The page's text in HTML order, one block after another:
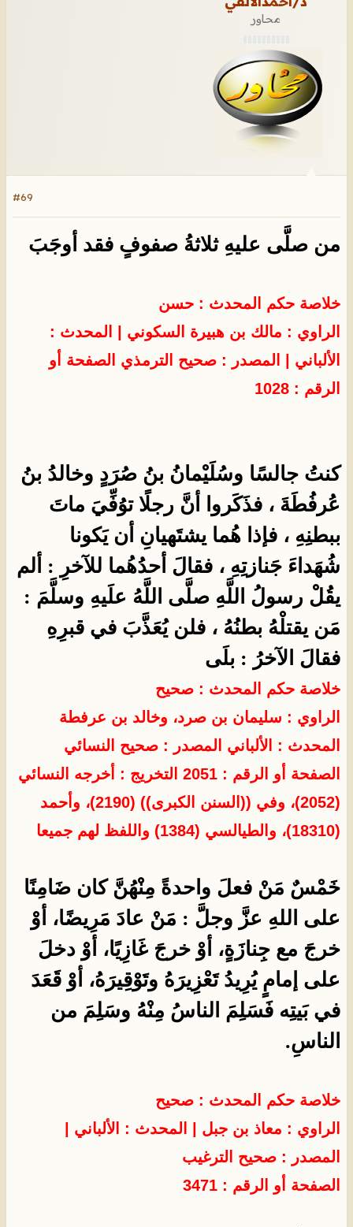
محاور
#69
من صلَّى عليهِ ثلاثةُ صفوفٍ فقد أوجَبَ
خلاصة حكم المحدث : حسن
الراوي : مالك بن هبيرة السكوني
| المحدث :
الألباني
| المصدر : صحيح الترمذي
الصفحة أو
الرقم : 1028
كنتُ جالسًا وسُلَيْمانُ بنُ صُرَدٍ وخالدُ بنُ
عُرفُطَةَ ، فذَكَروا أنَّ رجلًا توُفِّيَ ماتَ
ببطنِهِ ، فإذا هُما يشتَهيانِ أن يَكونا
شُهَداءَ جَنازتِهِ ، فقالَ أحدُهُما للآخرِ : ألم
يقُلْ رسولُ اللَّهِ صلَّى اللَّهُ علَيهِ وسلَّمَ :
مَن يقتلْهُ بطنُهُ ، فلن يُعَذَّبَ في قبرِهِ
فقالَ الآخرُ : بلَى
خلاصة حكم المحدث : صحيح
الراوي : سليمان بن صرد، وخالد بن عرفطة
المحدث :
الألباني المصدر : صحيح النسائي
الصفحة أو الرقم : 2051 التخريج : أخرجه النسائي
(2052)، وفي ((السنن الكبرى)) (2190)، وأحمد
(18310)، والطيالسي (1384) واللفظ لهم جميعا
خَمْسٌ مَنْ فعلَ واحدةً مِنْهُنَّ كان ضَامِنًا
على اللهِ عزَّ وجلَّ : مَنْ عادَ مَرِيضًا، أوْ
خرجَ مع جِنازَةٍ، أوْ خرجَ غَازِيًا، أوْ دخلَ
على إمامٍ يُرِيدُ تَعْزِيرَهُ وتَوْقِيرَهُ، أوْ قَعَدَ
في بَيتِه فَسَلِمَ الناسُ مِنْهُ وسَلِمَ من
الناسِ.
خلاصة حكم المحدث : صحيح
الراوي : معاذ بن جبل
| المحدث : الألباني
المصدر : صحيح الترغيب
الصفحة أو الرقم : 3471